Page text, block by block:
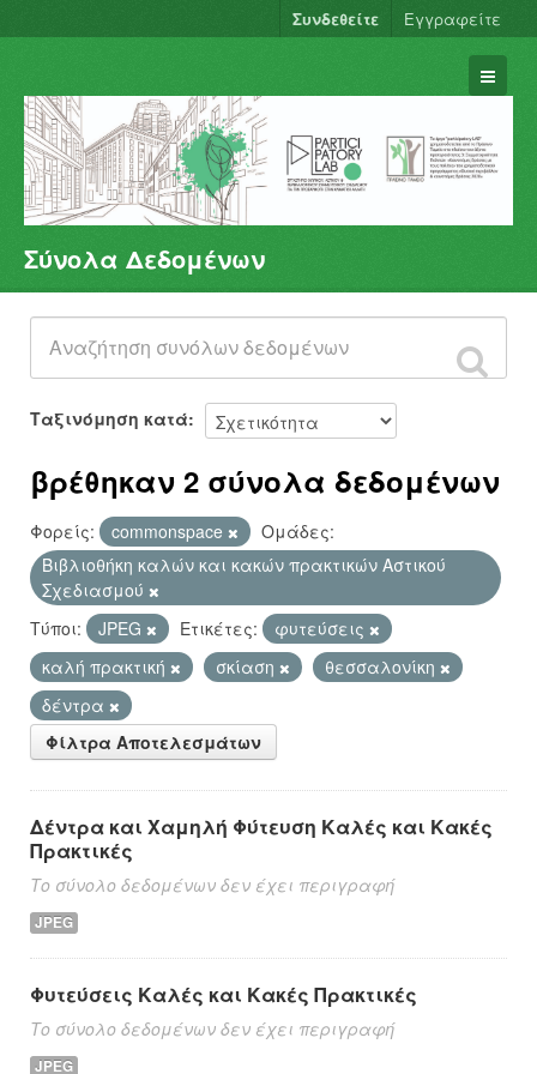
Συνδεθείτε Εγγραφείτε
Σύνολα Δεδομένων
Φορείς
Ομάδες
Σχετικά
Σύνολα Δεδομένων
Ταξινόμηση κατά
βρέθηκαν 2 σύνολα δεδομένων
Φορείς: commonspace
Ομάδες:
Βιβλιοθήκη καλών και κακών πρακτικών Αστικού
Σχεδιασμού
Τύποι:
JPEG Ετικέτες:
φυτεύσεις
καλή πρακτική
σκίαση
θεσσαλονίκη
δέντρα
Φίλτρα Αποτελεσμάτων
Δέντρα και Χαμηλή Φύτευση Καλές και Κακές
Πρακτικές
Το σύνολο δεδομένων δεν έχει περιγραφή
JPEG
Φυτεύσεις Καλές και Κακές Πρακτικές
Το σύνολο δεδομένων δεν έχει περιγραφή
JPEG